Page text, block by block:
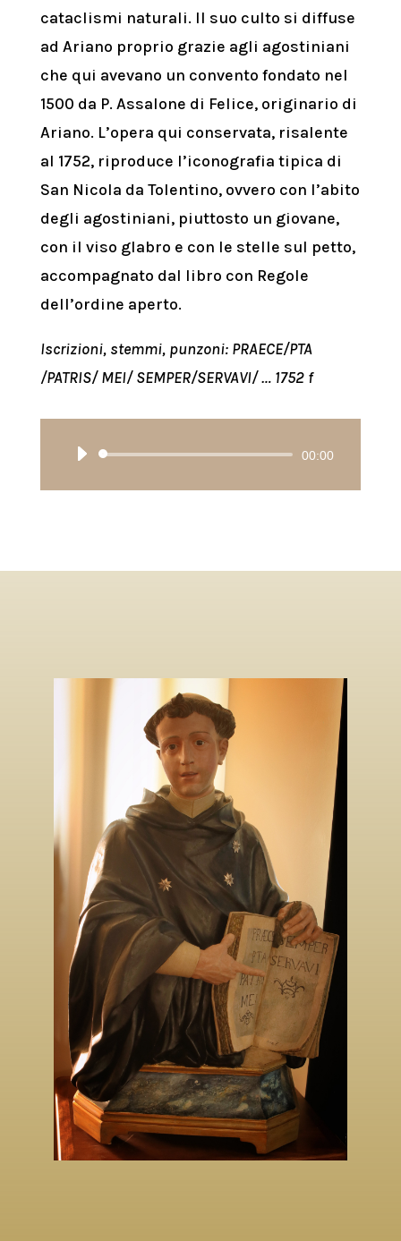
cataclismi naturali. Il suo culto si diffuse
ad Ariano proprio grazie agli agostiniani
che qui avevano un convento fondato nel
1500 da P. Assalone di Felice, originario di
Ariano. L’opera qui conservata, risalente
al 1752, riproduce l’iconografia tipica di
San Nicola da Tolentino, ovvero con l’abito
degli agostiniani, piuttosto un giovane,
con il viso glabro e con le stelle sul petto,
accompagnato dal libro con Regole
dell’ordine aperto.
Iscrizioni, stemmi, punzoni: PRAECE/PTA
/PATRIS/ MEI/ SEMPER/SERVAVI/ … 1752 f
Audio
00:00